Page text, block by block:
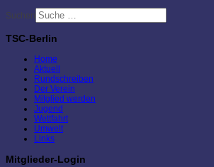
Suchen
TSC-Berlin
Home
Aktuell
Rundschreiben
Der Verein
Mitglied werden
Jugend
Wettfahrt
Umwelt
Links
Mitglieder-Login